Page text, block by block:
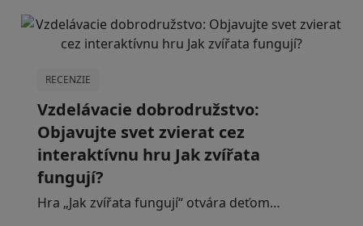
RECENZIE
Vzdelávacie dobrodružstvo:
Objavujte svet zvierat cez
interaktívnu hru Jak zvířata
fungují?
Hra „Jak zvířata fungují“ otvára deťom…